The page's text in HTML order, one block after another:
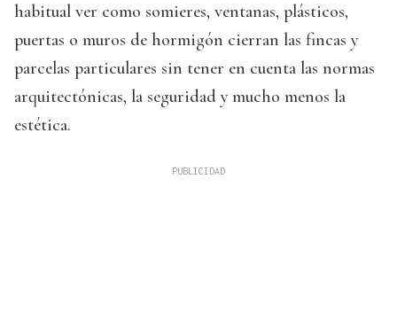
habitual ver como somieres, ventanas, plásticos,
puertas o muros de hormigón cierran las fincas y
parcelas particulares sin tener en cuenta las normas
arquitectónicas, la seguridad y mucho menos la
estética.